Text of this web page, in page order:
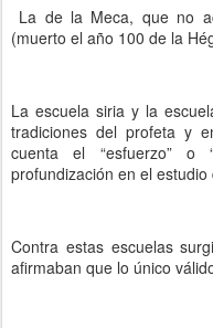
La de la Meca, que no
(muerto el año 100 de la
La escuela siria y la
tradiciones del profeta y
cuenta el “esfuerzo”
profundización en el estudio
Contra estas escuelas
afirmaban que lo único